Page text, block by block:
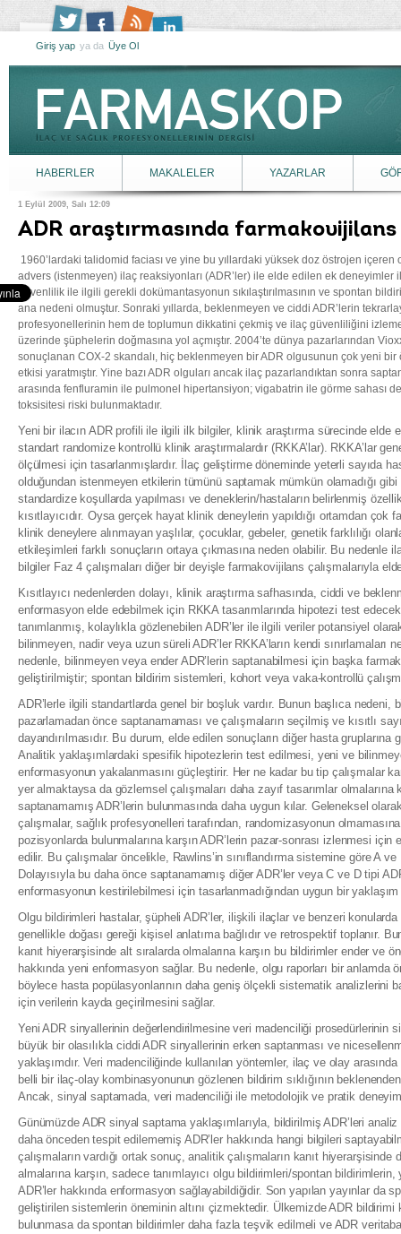
Giriş yap ya da Üye Ol
HABERLER MAKALELER YAZARLAR
1 Eylül 2009, Salı 12:09
ADR araştırmasında
1960’lardaki talidomid faciası ve yine bu yıllardaki yüksek doz östrojen
advers (istenmeyen) ilaç reaksiyonları (ADR’ler) ile elde edilen ek deneyimler
güvenlilik ile ilgili gerekli dokümantasyonun sıkılaştırılmasının ve spontan
ana nedeni olmuştur. Sonraki yıllarda, beklenmeyen ve ciddi ADR’lerin
profesyonellerinin hem de toplumun dikkatini çekmiş ve ilaç güvenliliğini
üzerinde şüphelerin doğmasına yol açmıştır. 2004’te dünya pazarlarından
sonuçlanan COX-2 skandalı, hiç beklenmeyen bir ADR olgusunun çok yeni
etkisi yaratmıştır. Yine bazı ADR olguları ancak ilaç pazarlandıktan sonra
arasında fenfluramin ile pulmonel hipertansiyon; vigabatrin ile görme sahası
toksisitesi riski bulunmaktadır.
Yeni bir ilacın ADR profili ile ilgili ilk bilgiler, klinik araştırma sürecinde elde
standart randomize kontrollü klinik araştırmalardır (RKKA’lar). RKKA’lar
ölçülmesi için tasarlanmışlardır. İlaç geliştirme döneminde yeterli sayıda
olduğundan istenmeyen etkilerin tümünü saptamak mümkün olamadığı
standardize koşullarda yapılması ve deneklerin/hastaların belirlenmiş
kısıtlayıcıdır. Oysa gerçek hayat klinik deneylerin yapıldığı ortamdan çok
klinik deneylere alınmayan yaşlılar, çocuklar, gebeler, genetik farklılığı
etkileşimleri farklı sonuçların ortaya çıkmasına neden olabilir. Bu nedenle
bilgiler Faz 4 çalışmaları diğer bir deyişle farmakovijilans çalışmalarıyla
Kısıtlayıcı nedenlerden dolayı, klinik araştırma safhasında, ciddi ve
enformasyon elde edebilmek için RKKA tasarımlarında hipotezi test
tanımlanmış, kolaylıkla gözlenebilen ADR’ler ile ilgili veriler potansiyel
bilinmeyen, nadir veya uzun süreli ADR’ler RKKA’ların kendi sınırlamaları
nedenle, bilinmeyen veya ender ADR’lerin saptanabilmesi için başka
geliştirilmiştir; spontan bildirim sistemleri, kohort veya vaka-kontrollü
ADR’lerle ilgili standartlarda genel bir boşluk vardır. Bunun başlıca nedeni,
pazarlamadan önce saptanamaması ve çalışmaların seçilmiş ve kısıtlı
dayandırılmasıdır. Bu durum, elde edilen sonuçların diğer hasta gruplarına
Analitik yaklaşımlardaki spesifik hipotezlerin test edilmesi, yeni ve
enformasyonun yakalanmasını güçleştirir. Her ne kadar bu tip çalışmalar
yer almaktaysa da gözlemsel çalışmaları daha zayıf tasarımlar olmalarına
saptanamamış ADR’lerin bulunmasında daha uygun kılar. Geleneksel
çalışmalar, sağlık profesyonelleri tarafından, randomizasyonun
pozisyonlarda bulunmalarına karşın ADR’lerin pazar-sonrası izlenmesi
edilir. Bu çalışmalar öncelikle, Rawlins’in sınıflandırma sistemine göre A
Dolayısıyla bu daha önce saptanamamış diğer ADR’ler veya C ve D tipi
enformasyonun kestirilebilmesi için tasarlanmadığından uygun bir yaklaşım
Olgu bildirimleri hastalar, şüpheli ADR’ler, ilişkili ilaçlar ve benzeri
genellikle doğası gereği kişisel anlatıma bağlıdır ve retrospektif toplanır.
kanıt hiyerarşisinde alt sıralarda olmalarına karşın bu bildirimler ender ve
hakkında yeni enformasyon sağlar. Bu nedenle, olgu raporları bir anlamda
böylece hasta popülasyonlarının daha geniş ölçekli sistematik analizlerini
için verilerin kayda geçirilmesini sağlar.
Yeni ADR sinyallerinin değerlendirilmesine veri madenciliği prosedürlerinin
büyük bir olasılıkla ciddi ADR sinyallerinin erken saptanması ve
yaklaşımdır. Veri madenciliğinde kullanılan yöntemler, ilaç ve olay
belli bir ilaç-olay kombinasyonunun gözlenen bildirim sıklığının
Ancak, sinyal saptamada, veri madenciliği ile metodolojik ve pratik
Günümüzde ADR sinyal saptama yaklaşımlarıyla, bildirilmiş ADR’leri
daha önceden tespit edilememiş ADR’ler hakkında hangi bilgileri
çalışmaların vardığı ortak sonuç, analitik çalışmaların kanıt hiyerarşisinde
almalarına karşın, sadece tanımlayıcı olgu bildirimleri/spontan
ADR’ler hakkında enformasyon sağlayabildiğidir. Son yapılan yayınlar da
geliştirilen sistemlerin öneminin altını çizmektedir. Ülkemizde ADR
bulunmasa da spontan bildirimler daha fazla teşvik edilmeli ve ADR